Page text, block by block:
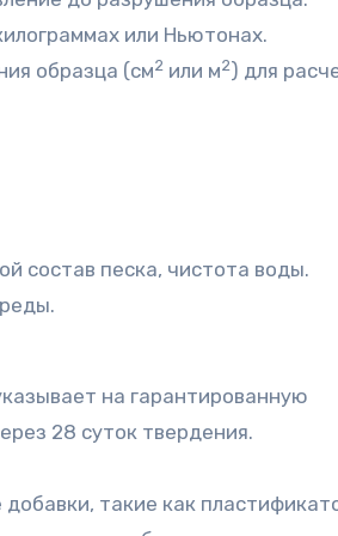
или Ньютонах.
образца (см2 или м2) для
состав песка, чистота воды.
на гарантированную
28 суток твердения.
такие как